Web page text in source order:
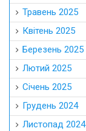
Травень 2025
Квітень 2025
Березень 2025
Лютий 2025
Січень 2025
Грудень 2024
Листопад 2024